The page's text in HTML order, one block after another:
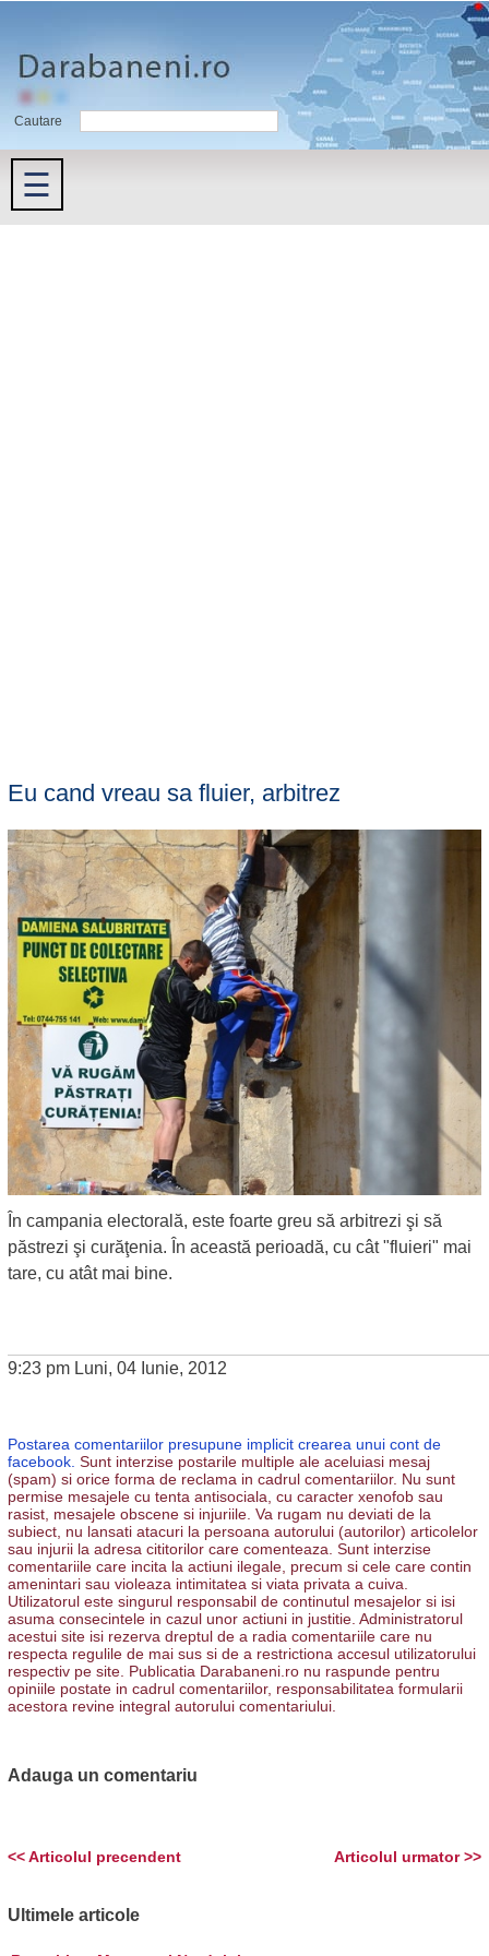
Cautare
☰
Eu cand vreau sa fluier, arbitrez
În campania electorală, este foarte greu să arbitrezi şi să
păstrezi şi curăţenia. În această perioadă, cu cât "fluieri" mai
tare, cu atât mai bine.
9:23 pm Luni, 04 Iunie, 2012
Postarea comentariilor presupune implicit crearea unui cont de
facebook. Sunt interzise postarile multiple ale aceluiasi mesaj
(spam) si orice forma de reclama in cadrul comentariilor. Nu sunt
permise mesajele cu tenta antisociala, cu caracter xenofob sau
rasist, mesajele obscene si injuriile. Va rugam nu deviati de la
subiect, nu lansati atacuri la persoana autorului (autorilor) articolelor
sau injurii la adresa cititorilor care comenteaza. Sunt interzise
comentariile care incita la actiuni ilegale, precum si cele care contin
amenintari sau violeaza intimitatea si viata privata a cuiva.
Utilizatorul este singurul responsabil de continutul mesajelor si isi
asuma consecintele in cazul unor actiuni in justitie. Administratorul
acestui site isi rezerva dreptul de a radia comentariile care nu
respecta regulile de mai sus si de a restrictiona accesul utilizatorului
respectiv pe site. Publicatia Darabaneni.ro nu raspunde pentru
opiniile postate in cadrul comentariilor, responsabilitatea formularii
acestora revine integral autorului comentariului.
Adauga un comentariu
Articolul urmator >>
<< Articolul precendent
Ultimele articole